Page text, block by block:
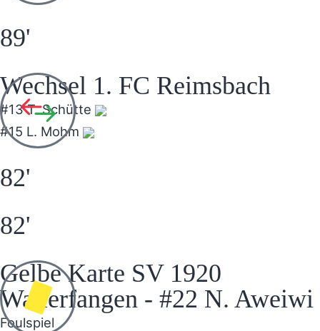
89'
Wechsel 1. FC Reimsbach
#13 T. Schütte
#15 L. Mohm
82'
82'
Gelbe Karte SV 1920
Wallerfangen - #22 N. Aweiwi
Foulspiel